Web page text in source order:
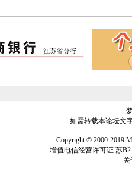
如需转载本论坛文
Copyright © 2000-2019
增值电信经营许可证:苏
关